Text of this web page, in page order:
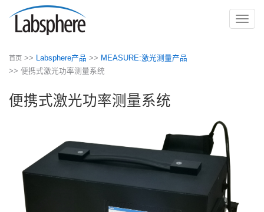
切
首页 >> Labsphere产品 >> MEASURE:激光测量产品
>> 便携式激光功率测量系统
便携式激光功率测量系统